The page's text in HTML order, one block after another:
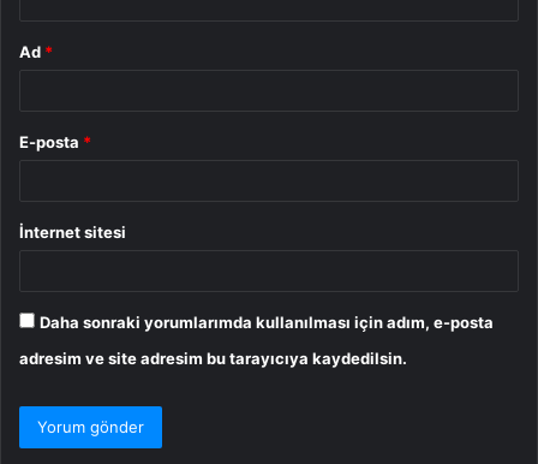
Ad *
E-posta *
İnternet sitesi
Daha sonraki yorumlarımda kullanılması için adım, e-posta
adresim ve site adresim bu tarayıcıya kaydedilsin.